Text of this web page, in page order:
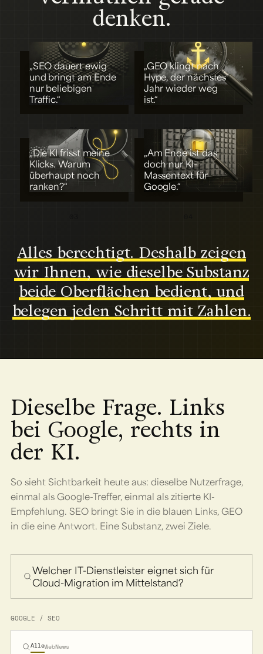
denken.
„SEO dauert ewig
und bringt am Ende
nur beliebigen
Traffic.“
01
„GEO klingt nach
Hype, der nächstes
Jahr wieder weg
ist.“
02
„Die KI frisst meine
Klicks. Warum
überhaupt noch
ranken?“
„Am Ende ist das
doch nur KI-
Massentext für
Google.“
Alles berechtigt. Deshalb zeigen
wir Ihnen, wie dieselbe Substanz
beide Oberflächen bedient, und
belegen jeden Schritt mit Zahlen.
Dieselbe Frage. Links
bei Google, rechts in
der KI.
So sieht Sichtbarkeit heute aus: dieselbe Nutzerfrage,
einmal als Google-Treffer, einmal als zitierte KI-
Empfehlung. SEO bringt Sie in die blauen Links, GEO
in die eine Antwort. Eine Substanz, zwei Ziele.
Welcher IT-Dienstleister eignet sich für
Cloud-Migration im Mittelstand?
GOOGLE / SEO
AlleWebNews